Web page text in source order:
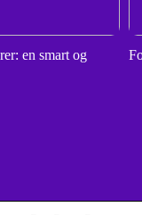
en smart og